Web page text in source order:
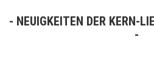
NEUIGKEITEN DER KERN-